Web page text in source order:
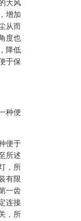
大风
增加
从而
度也
降低
于保
种便
便于
所述
，所
有限
一齿
连接
，所